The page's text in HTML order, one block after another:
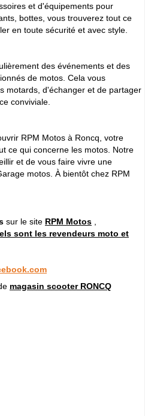
et d'équipements pour
bottes, vous trouverez tout ce
en toute sécurité et avec style.
des événements et des
de motos. Cela vous
motards, d'échanger et de partager
conviviale.
RPM Motos à Roncq, votre
ce qui concerne les motos. Notre
et de vous faire vivre une
motos. À bientôt chez RPM
sur le site RPM Motos
sont les revendeurs moto et
magasin scooter RONCQ